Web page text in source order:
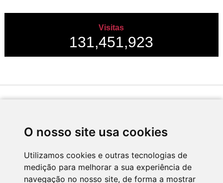
O nosso site usa cookies
Utilizamos cookies e outras tecnologias de
medição para melhorar a sua experiência de
navegação no nosso site, de forma a mostrar
Visitas
131,451,923